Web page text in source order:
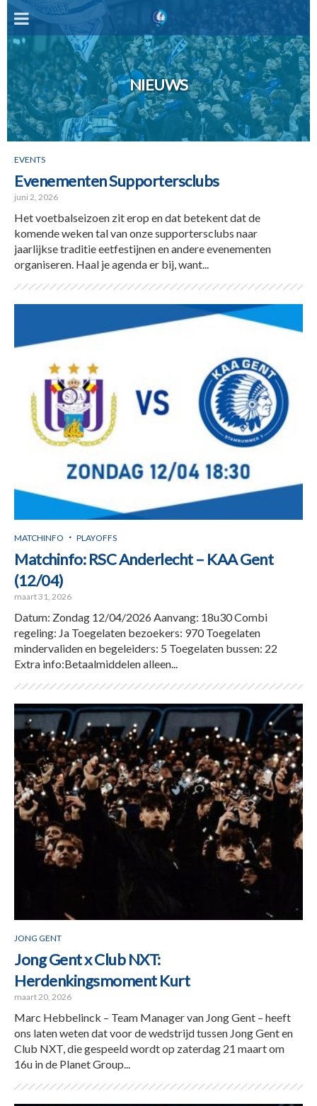
NIEUWS
EVENTS
Evenementen Supportersclubs
juni 2, 2026
Het voetbalseizoen zit erop en dat betekent dat de
komende weken tal van onze supportersclubs naar
jaarlijkse traditie eetfestijnen en andere evenementen
organiseren. Haal je agenda er bij, want...
MATCHINFO PLAYOFFS
Matchinfo: RSC Anderlecht – KAA Gent
(12/04)
maart 31, 2026
Datum: Zondag 12/04/2026 Aanvang: 18u30 Combi
regeling: Ja Toegelaten bezoekers: 970 Toegelaten
mindervaliden en begeleiders: 5 Toegelaten bussen: 22
Extra info:Betaalmiddelen alleen...
JONG GENT
Jong Gent x Club NXT:
Herdenkingsmoment Kurt
maart 20, 2026
Marc Hebbelinck – Team Manager van Jong Gent – heeft
ons laten weten dat voor de wedstrijd tussen Jong Gent en
Club NXT, die gespeeld wordt op zaterdag 21 maart om
16u in de Planet Group...